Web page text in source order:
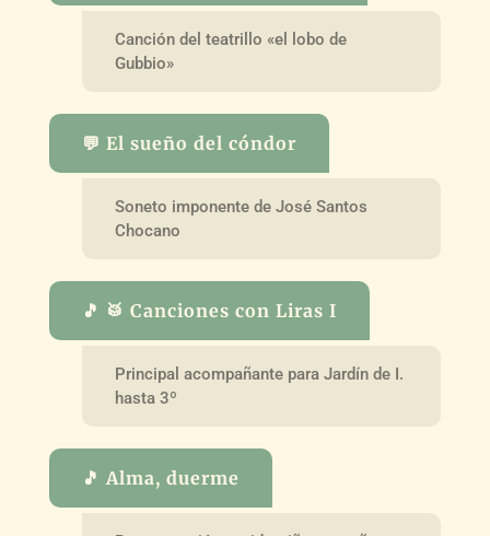
Canción del teatrillo «el lobo de
Gubbio»
💬 El sueño del cóndor
Soneto imponente de José Santos
Chocano
🎵 🥁 Canciones con Liras I
Principal acompañante para Jardín de I.
hasta 3º
🎵 Alma, duerme